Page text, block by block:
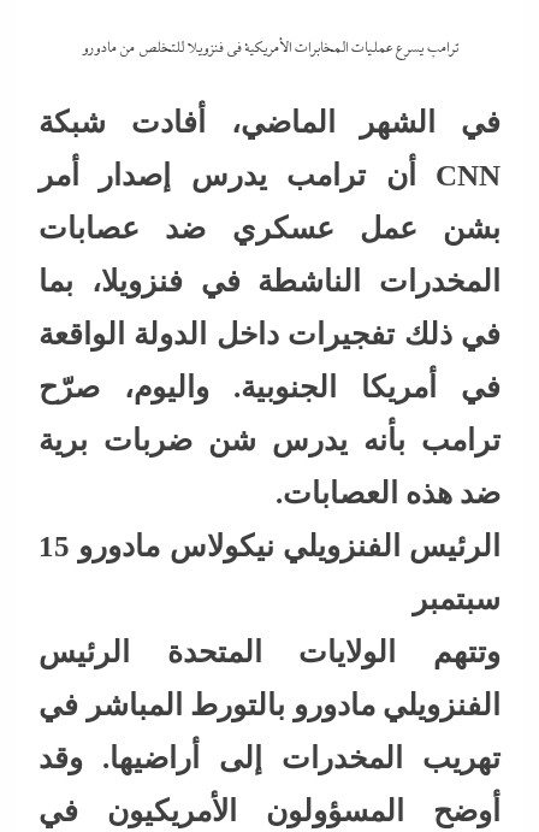
ترامب يسرع عمليات المخابرات الأمريكية فى فنزويلا للتخلص من مادورو
في الشهر الماضي، أفادت شبكة
CNN أن ترامب يدرس إصدار أمر
بشن عمل عسكري ضد عصابات
المخدرات الناشطة في فنزويلا، بما
في ذلك تفجيرات داخل الدولة الواقعة
في أمريكا الجنوبية. واليوم، صرّح
ترامب بأنه يدرس شن ضربات برية
ضد هذه العصابات.
الرئيس الفنزويلي نيكولاس مادورو 15
سبتمبر
وتتهم الولايات المتحدة الرئيس
الفنزويلي مادورو بالتورط المباشر في
تهريب المخدرات إلى أراضيها. وقد
أوضح المسؤولون الأمريكيون في